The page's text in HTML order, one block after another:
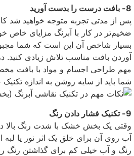
8- بافت درست را بدست آورید
پس از مدتی تجربه متوجه خواهید شد
ضخیم‌تر در کار با آبرنگ مزایای خاص
بسیار شاخص آن این است که شما
آوردن بافت مناسب تلاش زیادی کنید.
مهم طراحی اجسام و مواد با بافت
شما باید از سایه روشن به اندازه
9- تکنیک فشار دادن رنگ
وقتی یک بخش خشک با شدت رنگ بالا
آب روی آن برای خلق یک اثر نور یا لبه
رنگ و آب خیلی کم برای گذاشتن رنگ